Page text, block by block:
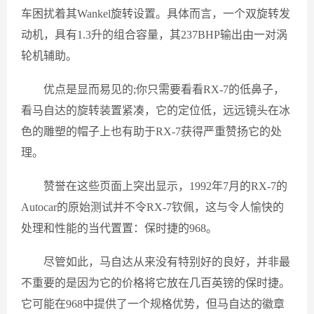
车困扰着其Wankel旋转设置。具体而言，一个双旋转发
动机，具有1.3升的组合容量，其237BHP输出由一对涡
轮机辅助。
优点是显而易见的;你只需要看看RX-7的低鼻子，
看马自达的旋转装置紧凑，它的定位低，远远镜头在冰
色的雕塑的帽子上也有助于RX-7获得严重赞扬它的处
理。
赞誉在这些页面上突出显示，1992年7月的RX-7的
Autocar的原始测试并不令RX-7钦佩，这与令人愉快的
处理和性能的当代置置：保时捷的968。
尽管如此，马自达从来没有特别好的良好，并非最
不重要的是因为它的价格将它放在几百英镑的保时捷。
它可能在968中提供了一个规格优势，但马自达的徽章